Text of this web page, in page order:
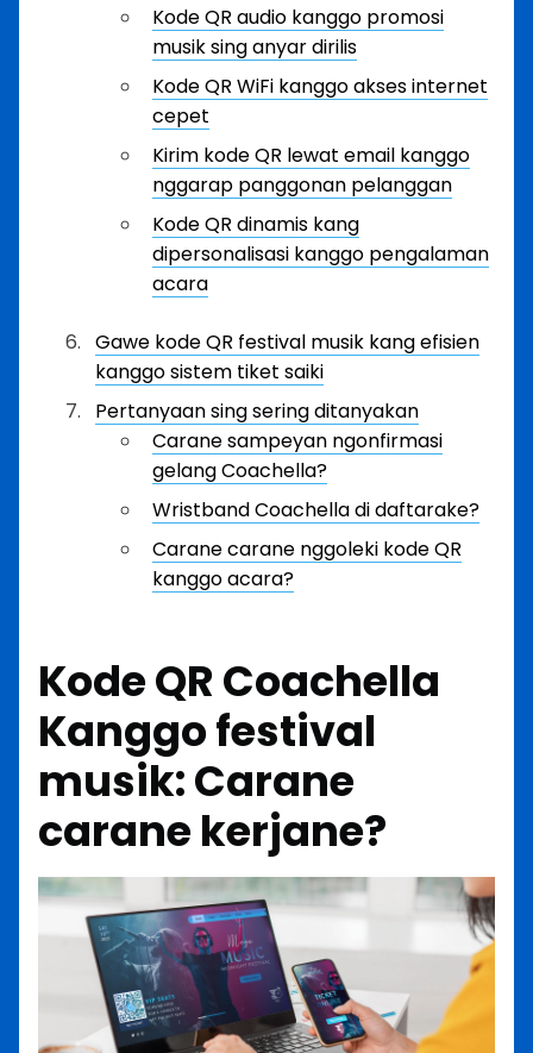
Kode QR audio kanggo promosi
musik sing anyar dirilis
Kode QR WiFi kanggo akses internet
cepet
Kirim kode QR lewat email kanggo
nggarap panggonan pelanggan
Kode QR dinamis kang
dipersonalisasi kanggo pengalaman
acara
Gawe kode QR festival musik kang efisien
kanggo sistem tiket saiki
Pertanyaan sing sering ditanyakan
Carane sampeyan ngonfirmasi
gelang Coachella?
Wristband Coachella di daftarake?
Carane carane nggoleki kode QR
kanggo acara?
Kode QR Coachella
Kanggo festival
musik: Carane
carane kerjane?